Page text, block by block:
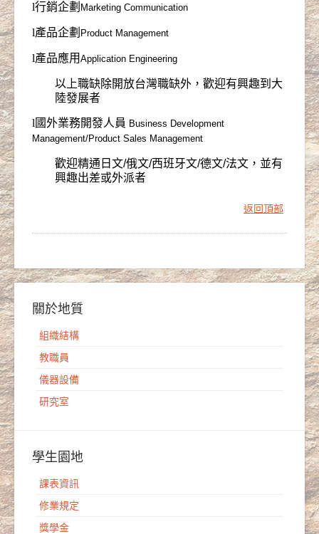
l行銷企劃 Marketing Communication
l產品企劃 Product Management
l產品應用 Application Engineering
以上職缺除開放台灣職缺外，歡迎有興趣到大
陸發展者
l 國外業務開發人員 Business Development
Management/Product Sales Management
歡迎精通日文/俄文/西班牙文/德文/法文，並有
興趣出差或外派者
返回頂部
關於地質
組織結構
教職員
儀器設備
研究室
學生園地
課表資訊
修業規定
獎學金